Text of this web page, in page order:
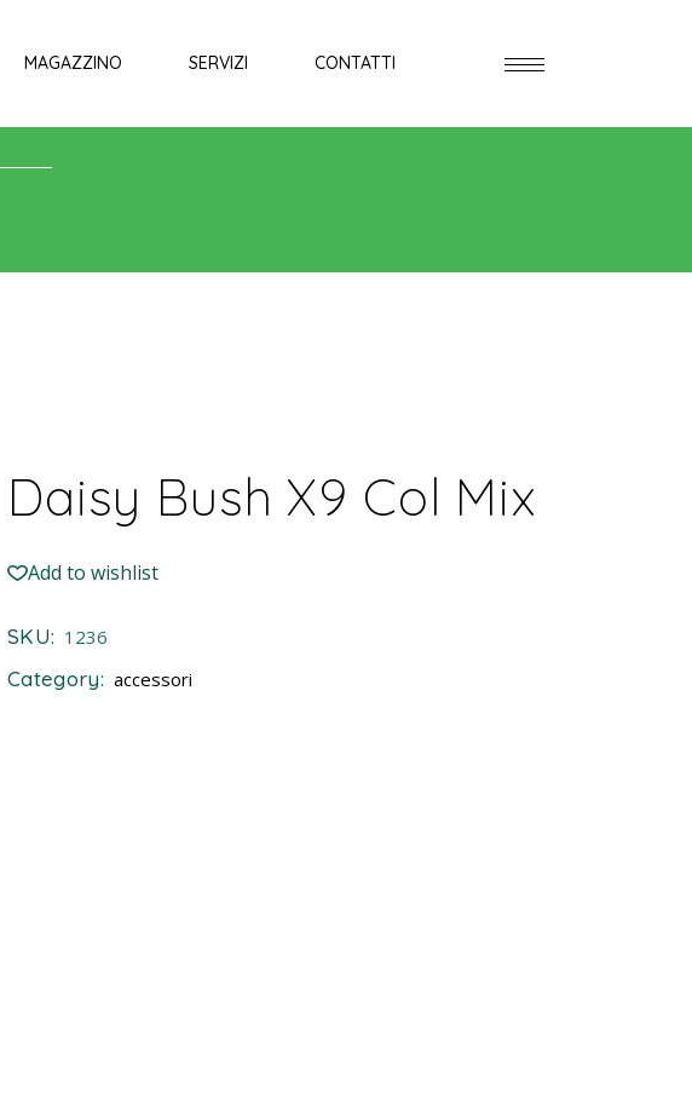
MAGAZZINO SERVIZI CONTATTI
Daisy Bush X9 Col Mix
Add to wishlist
SKU: 1236
Category: accessori